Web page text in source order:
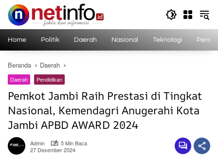
Langsung
konten
Home Politik Daerah Nasional Teknologi
Beranda Daerah
Daerah Pendidikan
Pemkot Jambi Raih Prestasi di Tingkat
Nasional, Kemendagri Anugerahi Kota
Jambi APBD AWARD 2024
Admin
5 Min Baca
27 Desember 2024